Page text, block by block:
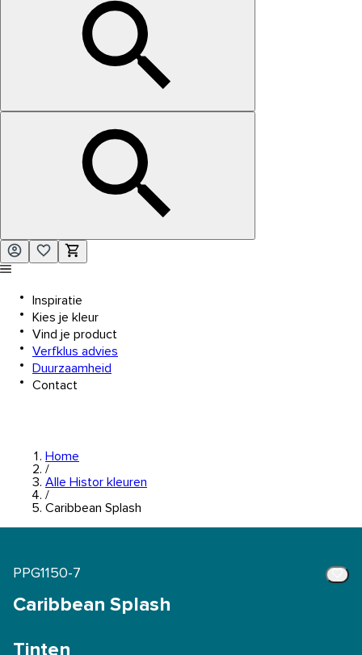
Inspiratie
Kies je kleur
Vind je product
Verfklus advies
Duurzaamheid
Contact
Home
/
Alle Histor kleuren
/
Caribbean Splash
PPG1150-7
Caribbean Splash
Tinten